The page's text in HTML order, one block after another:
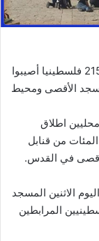
أعلن الهلال الأحمر الفلسطيني اليوم الاثنين أن 215 فلسطينيا أصيبوا
الأقصى ومحيط
اطلاق
من قنابل
في القدس.
الاثنين المسجد
المرابطين